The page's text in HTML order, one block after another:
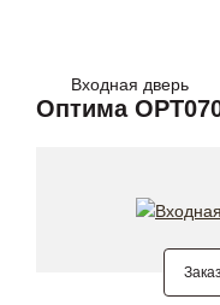
Входная дверь
Оптима